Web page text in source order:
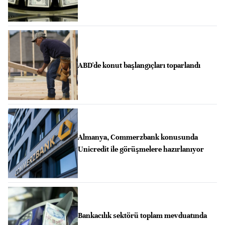
ABD'de konut başlangıçları toparlandı
Almanya, Commerzbank konusunda
Unicredit ile görüşmelere hazırlanıyor
Bankacılık sektörü toplam mevduatında